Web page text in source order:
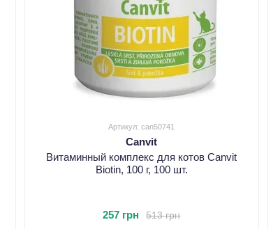
Артикул: can50741
Canvit
Витаминный комплекс для котов Canvit
Biotin, 100 г, 100 шт.
513 грн
257 грн